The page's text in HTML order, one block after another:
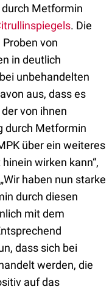
Metformin
. Die
von
in deutlich
unbehandelten
aus, dass es
von ihnen
durch Metformin
über ein weiteres
wirken kann“,
haben nun starke
durch diesen
mit dem
dass sich bei
werden, die
auf das